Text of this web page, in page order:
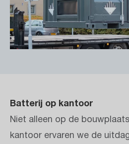
Batterij op kantoor
Niet alleen op de
kantoor ervaren we de